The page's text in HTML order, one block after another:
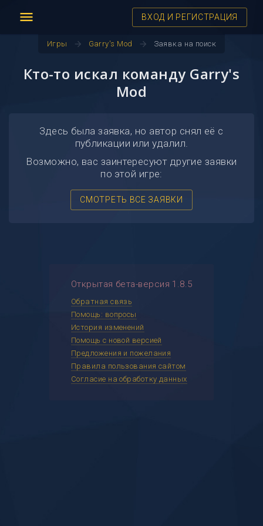
menu ВХОД И РЕГИСТРАЦИЯ
Игры arrow_forward Garry's Mod arrow_forward Заявка на поиск
Кто-то искал команду Garry's
Mod
Здесь была заявка, но автор снял её с
публикации или удалил.
Возможно, вас заинтересуют другие заявки
по этой игре:
СМОТРЕТЬ ВСЕ ЗАЯВКИ
Открытая бета-версия 1.8.5
Обратная связь
Помощь: вопросы
История изменений
Помощь с новой версией
Предложения и пожелания
Правила пользования сайтом
Согласие на обработку данных